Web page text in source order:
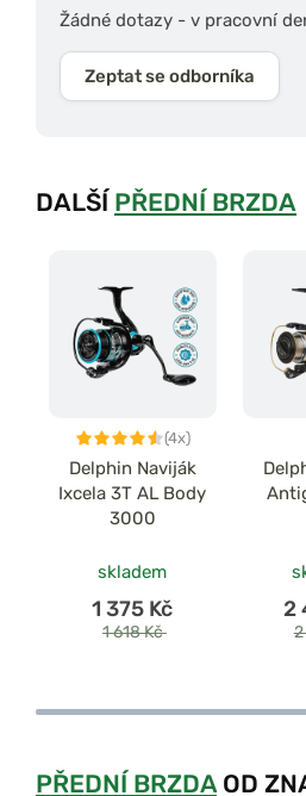
Žádné dotazy - v pracovní
Zeptat se odborníka
DALŠÍ PŘEDNÍ BRZDA
(4x)
Delphin Naviják
Ixcela 3T AL Body
3000
skladem
1 375 Kč
1 618 Kč
2
PŘEDNÍ BRZDA OD